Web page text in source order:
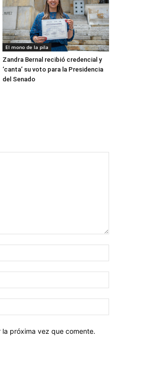
El mono de la pila
Zandra Bernal recibió credencial y
‘canta’ su voto para la Presidencia
del Senado
próxima vez que comente.